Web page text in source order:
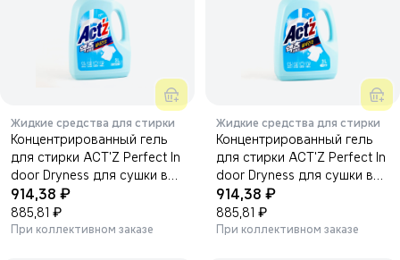
Жидкие средства для стирки
Концентрированный гель
для стирки ACT'Z Perfect In
door Dryness для сушки в
помещении 3000 мл.
914,38 ₽
885,81 ₽
При коллективном заказе
Жидкие средства для стирки
Концентрированный гель
для стирки ACT'Z Perfect In
door Dryness для сушки в
помещении для машин с
горизонтальной загрузкой
3000 мл.
914,38 ₽
885,81 ₽
При коллективном заказе